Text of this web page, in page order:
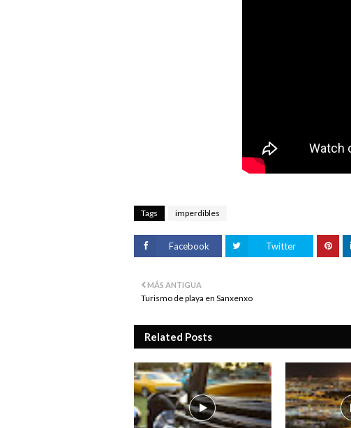
Tags imperdibles
Facebook Twitter
MÁS ANTIGUA
Turismo de playa en Sanxenxo
Related Posts